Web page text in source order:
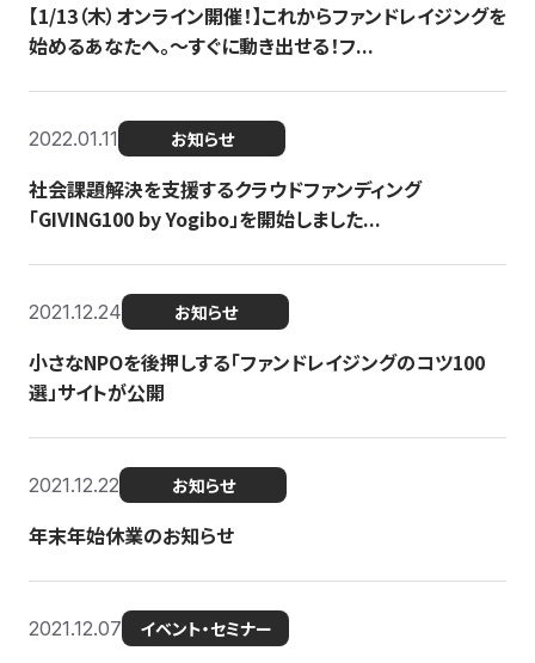
【1/13（木）オンライン開催！】これからファンドレイジングを
始めるあなたへ。〜すぐに動き出せる！フ...
2022.01.11 お知らせ
社会課題解決を支援するクラウドファンディング
「GIVING100 by Yogibo」を開始しました...
2021.12.24 お知らせ
小さなNPOを後押しする「ファンドレイジングのコツ100
選」サイトが公開
2021.12.22 お知らせ
年末年始休業のお知らせ
2021.12.07 イベント・セミナー